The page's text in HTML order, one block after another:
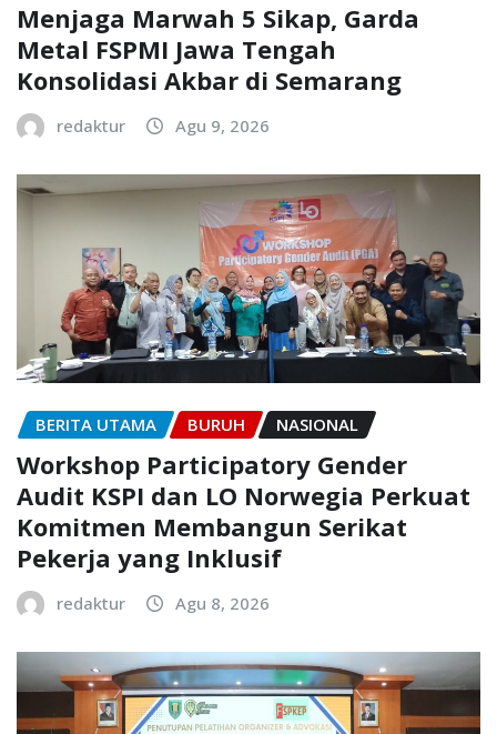
Menjaga Marwah 5 Sikap, Garda
Metal FSPMI Jawa Tengah
Konsolidasi Akbar di Semarang
redaktur Agu 9, 2026
BERITA UTAMA BURUH NASIONAL
Workshop Participatory Gender
Audit KSPI dan LO Norwegia Perkuat
Komitmen Membangun Serikat
Pekerja yang Inklusif
redaktur Agu 8, 2026